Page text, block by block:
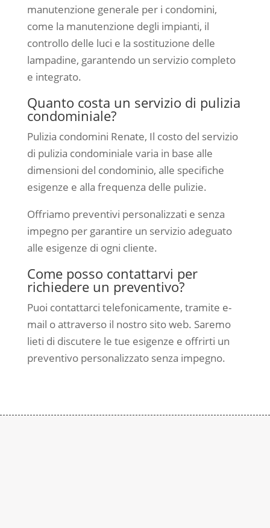
manutenzione generale per i condomini,
come la manutenzione degli impianti, il
controllo delle luci e la sostituzione delle
lampadine, garantendo un servizio completo
e integrato.
Quanto costa un servizio di pulizia
condominiale?
Pulizia condomini Renate, Il costo del servizio
di pulizia condominiale varia in base alle
dimensioni del condominio, alle specifiche
esigenze e alla frequenza delle pulizie.
Offriamo preventivi personalizzati e senza
impegno per garantire un servizio adeguato
alle esigenze di ogni cliente.
Come posso contattarvi per
richiedere un preventivo?
Puoi contattarci telefonicamente, tramite e-
mail o attraverso il nostro sito web. Saremo
lieti di discutere le tue esigenze e offrirti un
preventivo personalizzato senza impegno.